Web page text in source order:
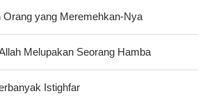
Orang yang Meremehkan-Nya
Melupakan Seorang Hamba
Istighfar